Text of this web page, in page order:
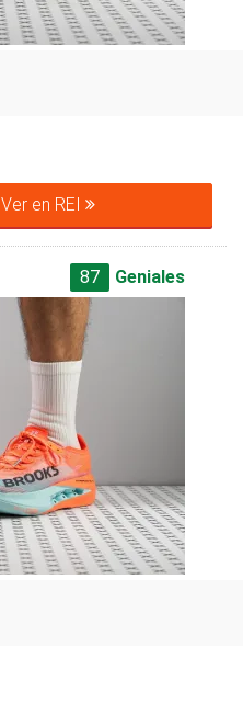
Ver en REI
87 Geniales